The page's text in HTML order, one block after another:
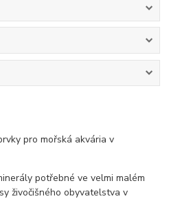
pro mořská akvária v
potřebné ve velmi malém
živočišného obyvatelstva v